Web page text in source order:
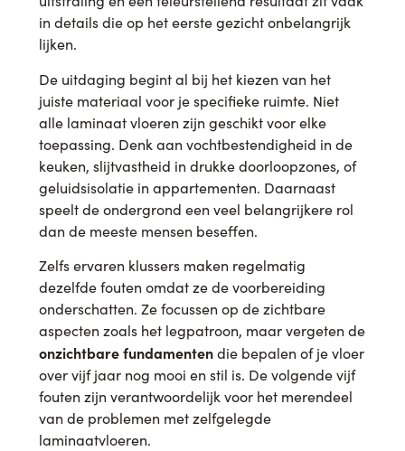
in details die op het eerste gezicht onbelangrijk
lijken.
De uitdaging begint al bij het kiezen van het
juiste materiaal voor je specifieke ruimte. Niet
alle laminaat vloeren zijn geschikt voor elke
toepassing. Denk aan vochtbestendigheid in de
keuken, slijtvastheid in drukke doorloopzones, of
geluidsisolatie in appartementen. Daarnaast
speelt de ondergrond een veel belangrijkere rol
dan de meeste mensen beseffen.
Zelfs ervaren klussers maken regelmatig
dezelfde fouten omdat ze de voorbereiding
onderschatten. Ze focussen op de zichtbare
aspecten zoals het legpatroon, maar vergeten de
onzichtbare fundamentendie bepalen of je vloer
over vijf jaar nog mooi en stil is. De volgende vijf
fouten zijn verantwoordelijk voor het merendeel
van de problemen met zelfgelegde
laminaatvloeren.